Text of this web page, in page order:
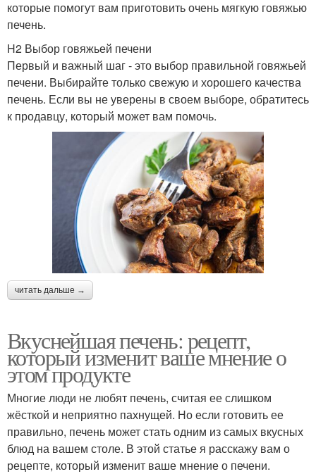
которые помогут вам приготовить очень мягкую говяжью
печень.
H2 Выбор говяжьей печени
Первый и важный шаг - это выбор правильной говяжьей
печени. Выбирайте только свежую и хорошего качества
печень. Если вы не уверены в своем выборе, обратитесь
к продавцу, который может вам помочь.
читать дальше →
Вкуснейшая печень: рецепт,
который изменит ваше мнение о
этом продукте
Многие люди не любят печень, считая ее слишком
жёсткой и неприятно пахнущей. Но если готовить ее
правильно, печень может стать одним из самых вкусных
блюд на вашем столе. В этой статье я расскажу вам о
рецепте, который изменит ваше мнение о печени.